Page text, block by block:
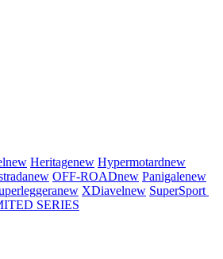
new Heritagenew Hypermotardnew
new OFF-ROADnew Panigalenew
new XDiavelnew SuperSport
SERIES